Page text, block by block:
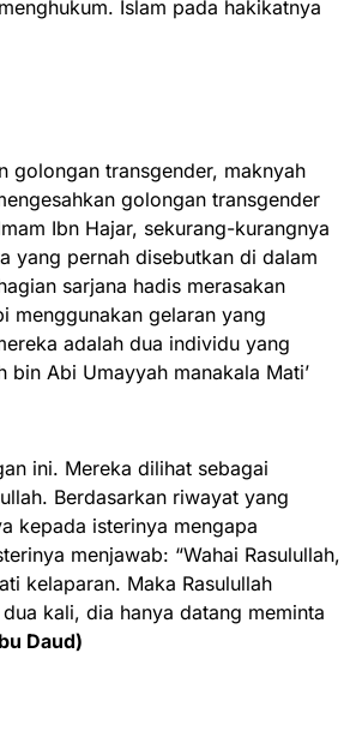
Islam pada hakikatnya
golongan transgender, maknyah
golongan transgender
Ibn Hajar, sekurang-kurangnya
yang pernah disebutkan di dalam
sarjana hadis merasakan
menggunakan gelaran yang
adalah dua individu yang
Abi Umayyah manakala Mati’
ini. Mereka dilihat sebagai
Berdasarkan riwayat yang
kepada isterinya mengapa
menjawab: “Wahai Rasulullah,
kelaparan. Maka Rasulullah
kali, dia hanya datang meminta
Daud)